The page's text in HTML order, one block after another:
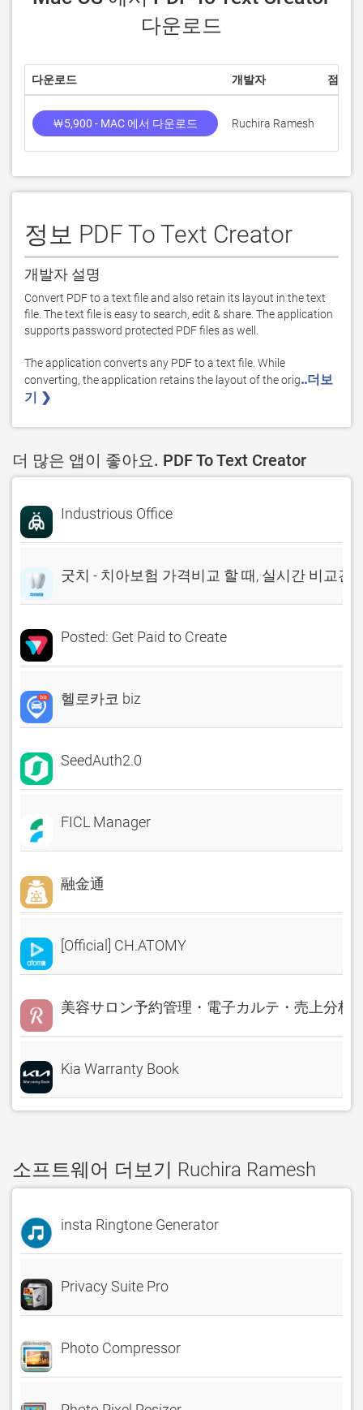
다운로드
다운로드 개발자 점수
￦5,900 - MAC 에서 다운로드 Ruchira Ramesh
정보 PDF To Text Creator
개발자 설명
Convert PDF to a text file and also retain its layout in the text
file. The text file is easy to search, edit & share. The application
supports password protected PDF files as well.
The application converts any PDF to a text file. While
converting, the application retains the layout of the orig..더보
기 ❯
더 많은 앱이 좋아요. PDF To Text Creator
Industrious Office
굿치 - 치아보험 가격비교 할 때, 실시간 비교견
Posted: Get Paid to Create
헬로카코 biz
SeedAuth2.0
FICL Manager
融金通
[Official] CH.ATOMY
美容サロン予約管理・電子カルテ・売上分析
Kia Warranty Book
소프트웨어 더보기 Ruchira Ramesh
insta Ringtone Generator
Privacy Suite Pro
Photo Compressor